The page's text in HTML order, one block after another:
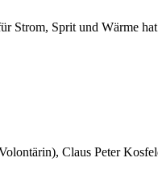
Strom, Sprit und Wärme
Claus Peter